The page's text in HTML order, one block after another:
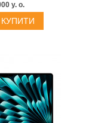
14 PLUS
y. о.
КУПИТИ